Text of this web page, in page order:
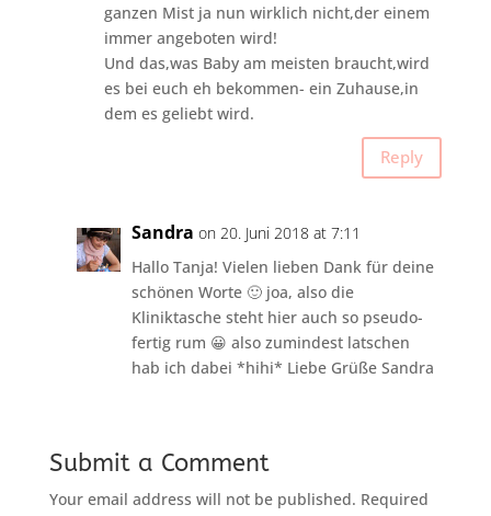
ganzen Mist ja nun wirklich nicht,der einem
immer angeboten wird!
Und das,was Baby am meisten braucht,wird
es bei euch eh bekommen- ein Zuhause,in
dem es geliebt wird.
Reply
Sandra on 20. Juni 2018 at 7:11
Hallo Tanja! Vielen lieben Dank für deine
schönen Worte 🙂 joa, also die
Kliniktasche steht hier auch so pseudo-
fertig rum 😀 also zumindest latschen
hab ich dabei *hihi* Liebe Grüße Sandra
Submit a Comment
Your email address will not be published. Required